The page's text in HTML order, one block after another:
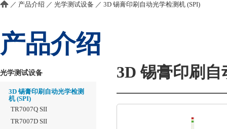
／ 产品介绍 ／ 光学测试设备 ／ 3D 锡膏印刷自动光学检测机 (SPI)
产品介绍
光学测试设备
3D 锡膏印刷自动光学检测
机 (SPI)
TR7007Q SII
TR7007D SII
3D 锡膏印刷